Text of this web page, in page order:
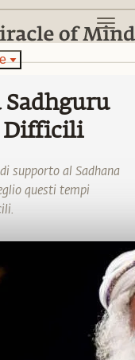
Sadhguru
Difficili
supporto al Sadhana
questi tempi